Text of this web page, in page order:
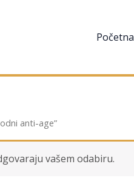
Početna
anti-age”
vašem odabiru.